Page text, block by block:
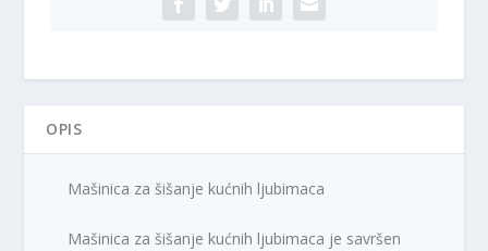
OPIS
Mašinica za šišanje kućnih ljubimaca
Mašinica za šišanje kućnih ljubimaca je savršen